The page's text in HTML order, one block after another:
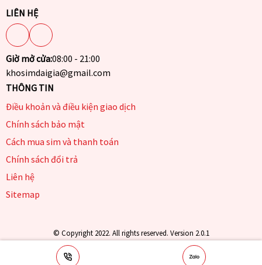
LIÊN HỆ
Giờ mở cửa:08:00 - 21:00
khosimdaigia@gmail.com
THÔNG TIN
Điều khoản và điều kiện giao dịch
Chính sách bảo mật
Cách mua sim và thanh toán
Chính sách đổi trả
Liên hệ
Sitemap
© Copyright 2022. All rights reserved. Version 2.0.1